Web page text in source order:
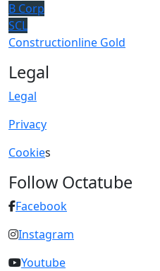
B Corp
SCL
Constructionline Gold
Legal
Legal
Privacy
Cookies
Follow Octatube
Facebook
Instagram
Youtube